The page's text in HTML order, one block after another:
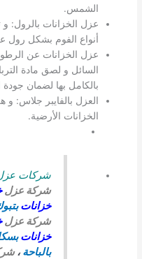
الشمس.
عزل الخزانات بالرول:
أنواع الفوم بشكل رول
عزل الخزانات عن
السائل و لصق مادة
بالكامل بها لضمان جودة
العزل بالفايبر جلاس:
الخزانات الأرضية.
شركات عزل
شركة عزل
خزانات
شركة عزل
خزانات
بالباحة،